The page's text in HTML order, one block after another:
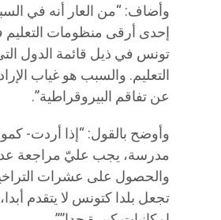
وأضاف: “من العار أنه في
إحدى أرقى منظومات التعليم
تونس في ذيل قائمة الدول
التعليم. والسبب هو غياب
عن تفاقم البيروقراطية”.
وأوضح بالقول: “إذا أردت-
مدرسة، يجب عليّ مراجعة
والحصول على عشرات
تجعل بلدا كتونس لا يتقدم